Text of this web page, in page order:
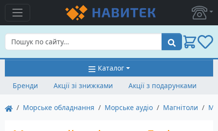
Пошук
Каталог
Бренди
Акції зі знижками Акції з подарунками
Морське обладнання Морське аудіо Магнітоли